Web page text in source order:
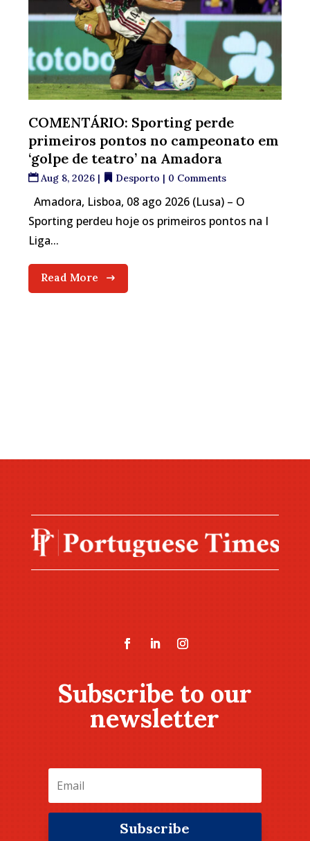
COMENTÁRIO: Sporting perde
primeiros pontos no campeonato em
‘golpe de teatro’ na Amadora
Aug 8, 2026 | Desporto | 0 Comments
Amadora, Lisboa, 08 ago 2026 (Lusa) – O
Sporting perdeu hoje os primeiros pontos na I
Liga...
Read More
Subscribe to our
newsletter
Subscribe